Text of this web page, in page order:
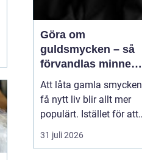
Göra om
guldsmycken – så
förvandlas minnen
till nya favoriter
Att låta gamla smycken
få nytt liv blir allt mer
populärt. Istället för att
låta arvegods ligga i en
låda kan de formas om
31 juli 2026